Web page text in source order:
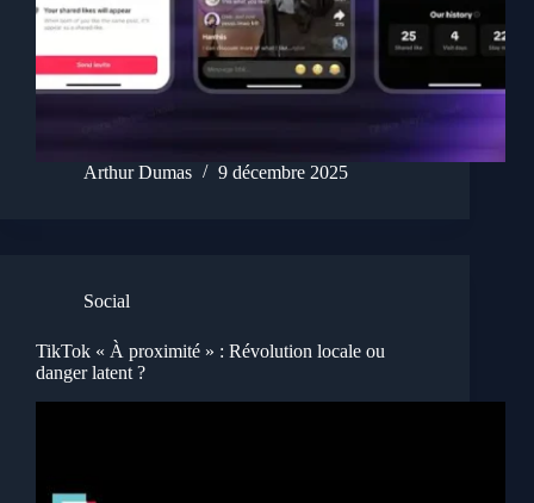
Arthur Dumas 9 décembre 2025
Social
TikTok « À proximité » : Révolution locale ou
danger latent ?